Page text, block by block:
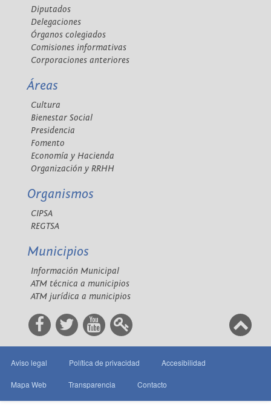
Diputados
Delegaciones
Órganos colegiados
Comisiones informativas
Corporaciones anteriores
Áreas
Cultura
Bienestar Social
Presidencia
Fomento
Economía y Hacienda
Organización y RRHH
Organismos
CIPSA
REGTSA
Municipios
Información Municipal
ATM técnica a municipios
ATM jurídica a municipios
Aviso legal Política de privacidad Accesibilidad
Mapa Web Transparencia Contacto